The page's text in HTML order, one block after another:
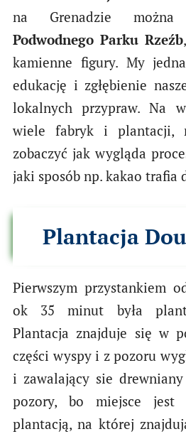
na Grenadzie można
Podwodnego Parku Rzeźb
kamienne figury. My
edukację i zgłębienie
lokalnych przypraw. Na
wiele fabryk i plantacji,
zobaczyć jak wygląda
jaki sposób np. kakao trafia
Plantacja
Pierwszym przystankiem
ok 35 minut była
Plantacja znajduje się w
części wyspy i z pozoru
i zawalający sie
pozory, bo miejsce jest
plantacją, na której